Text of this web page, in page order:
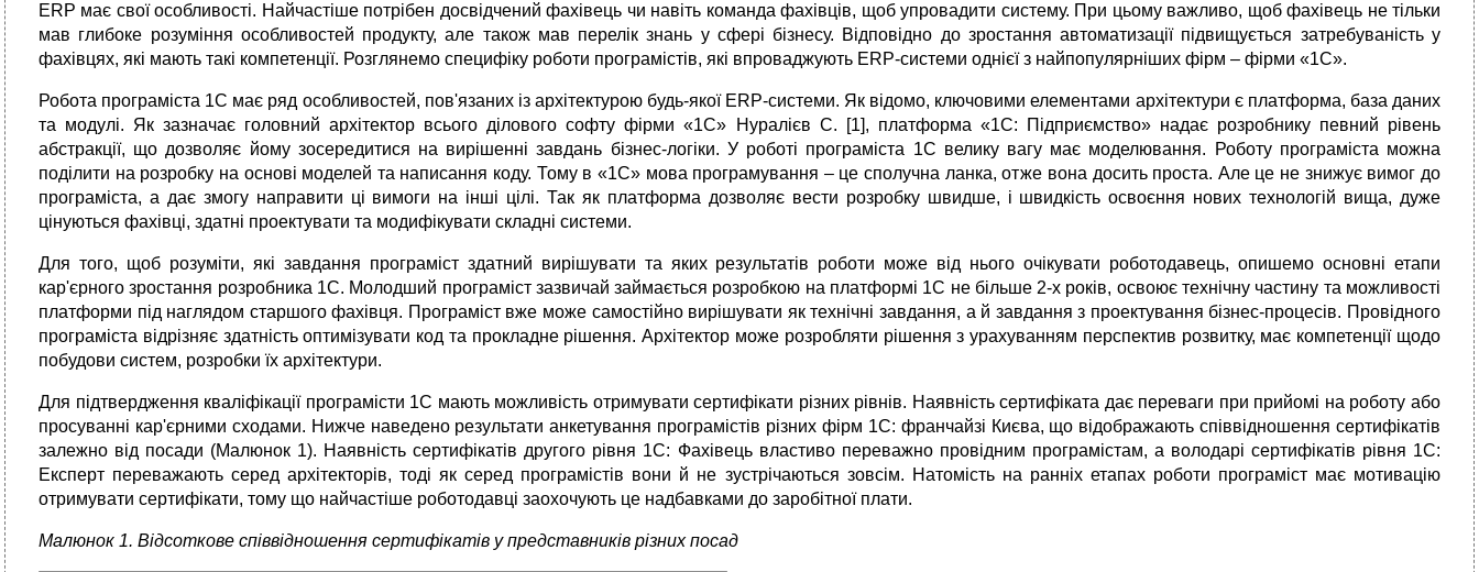
ERP має свої особливості. Найчастіше потрібен досвідчений фахівець чи навіть команда фахівців, щоб упровадити систему. При цьому важливо, щоб фахівець не тільки
мав глибоке розуміння особливостей продукту, але також мав перелік знань у сфері бізнесу. Відповідно до зростання автоматизації підвищується затребуваність у
фахівцях, які мають такі компетенції. Розглянемо специфіку роботи програмістів, які впроваджують ERP-системи однієї з найпопулярніших фірм – фірми «1С».
Робота програміста 1С має ряд особливостей, пов'язаних із архітектурою будь-якої ERP-системи. Як відомо, ключовими елементами архітектури є платформа, база даних
та модулі. Як зазначає головний архітектор всього ділового софту фірми «1С» Нуралієв С. [1], платформа «1С: Підприємство» надає розробнику певний рівень
абстракції, що дозволяє йому зосередитися на вирішенні завдань бізнес-логіки. У роботі програміста 1С велику вагу має моделювання. Роботу програміста можна
поділити на розробку на основі моделей та написання коду. Тому в «1С» мова програмування – це сполучна ланка, отже вона досить проста. Але це не знижує вимог до
програміста, а дає змогу направити ці вимоги на інші цілі. Так як платформа дозволяє вести розробку швидше, і швидкість освоєння нових технологій вища, дуже
цінуються фахівці, здатні проектувати та модифікувати складні системи.
Для того, щоб розуміти, які завдання програміст здатний вирішувати та яких результатів роботи може від нього очікувати роботодавець, опишемо основні етапи
кар'єрного зростання розробника 1С. Молодший програміст зазвичай займається розробкою на платформі 1С не більше 2-х років, освоює технічну частину та можливості
платформи під наглядом старшого фахівця. Програміст вже може самостійно вирішувати як технічні завдання, а й завдання з проектування бізнес-процесів. Провідного
програміста відрізняє здатність оптимізувати код та прокладне рішення. Архітектор може розробляти рішення з урахуванням перспектив розвитку, має компетенції щодо
побудови систем, розробки їх архітектури.
Для підтвердження кваліфікації програмісти 1С мають можливість отримувати сертифікати різних рівнів. Наявність сертифіката дає переваги при прийомі на роботу або
просуванні кар'єрними сходами. Нижче наведено результати анкетування програмістів різних фірм 1С: франчайзі Києва, що відображають співвідношення сертифікатів
залежно від посади (Малюнок 1). Наявність сертифікатів другого рівня 1С: Фахівець властиво переважно провідним програмістам, а володарі сертифікатів рівня 1С:
Експерт переважають серед архітекторів, тоді як серед програмістів вони й не зустрічаються зовсім. Натомість на ранніх етапах роботи програміст має мотивацію
отримувати сертифікати, тому що найчастіше роботодавці заохочують це надбавками до заробітної плати.
Малюнок 1. Відсоткове співвідношення сертифікатів у представників різних посад